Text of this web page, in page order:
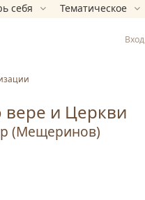
себя Тематическое
Вход
вере и Церкви
(Мещеринов)